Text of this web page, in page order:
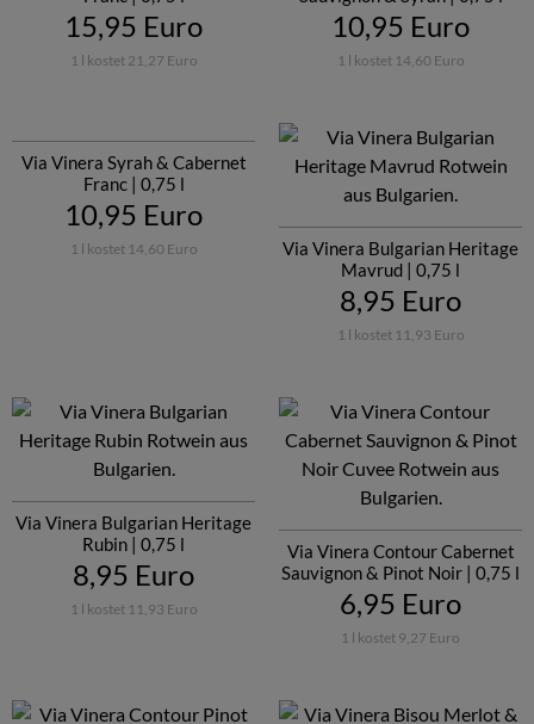
15,95 Euro
1 l kostet 21,27 Euro
10,95 Euro
1 l kostet 14,60 Euro
Via Vinera Syrah & Cabernet
Franc | 0,75 l
10,95 Euro
1 l kostet 14,60 Euro
Via Vinera Bulgarian Heritage
Mavrud | 0,75 l
8,95 Euro
1 l kostet 11,93 Euro
Via Vinera Bulgarian Heritage
Rubin | 0,75 l
8,95 Euro
1 l kostet 11,93 Euro
Via Vinera Contour Cabernet
Sauvignon & Pinot Noir | 0,75 l
6,95 Euro
1 l kostet 9,27 Euro